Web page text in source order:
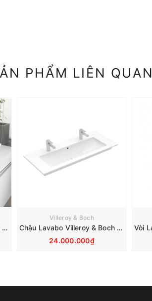
PHẨM LIÊN QUAN
Chậu Lavabo Villeroy & Boch Venticello 411355R1
Villeroy & Boch
Chậu Lavabo Villeroy & Boch Venticello 2 Vòi 4104CKR1
24.000.000₫